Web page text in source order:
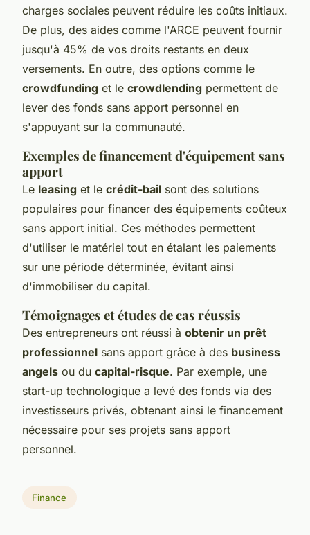
charges sociales peuvent réduire les coûts initiaux.
De plus, des aides comme l'ARCE peuvent fournir
jusqu'à 45% de vos droits restants en deux
versements. En outre, des options comme le
crowdfunding et le crowdlending permettent de
lever des fonds sans apport personnel en
s'appuyant sur la communauté.
Exemples de financement d'équipement sans
apport
Le leasing et le crédit-bail sont des solutions
populaires pour financer des équipements coûteux
sans apport initial. Ces méthodes permettent
d'utiliser le matériel tout en étalant les paiements
sur une période déterminée, évitant ainsi
d'immobiliser du capital.
Témoignages et études de cas réussis
Des entrepreneurs ont réussi à obtenir un prêt
professionnel sans apport grâce à des business
angels ou du capital-risque. Par exemple, une
start-up technologique a levé des fonds via des
investisseurs privés, obtenant ainsi le financement
nécessaire pour ses projets sans apport
personnel.
Finance